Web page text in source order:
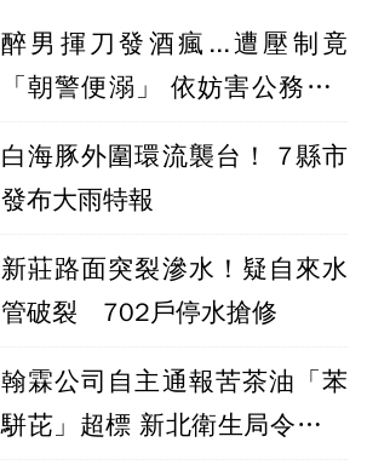
醉男揮刀發酒瘋...遭壓制竟
「朝警便溺」 依妨害公務判2
白海豚外圍環流襲台！ 7縣市
發布大雨特報
新莊路面突裂滲水！疑自來水
管破裂 702戶停水搶修
翰霖公司自主通報苦茶油「苯
駢芘」超標 新北衛生局令下架